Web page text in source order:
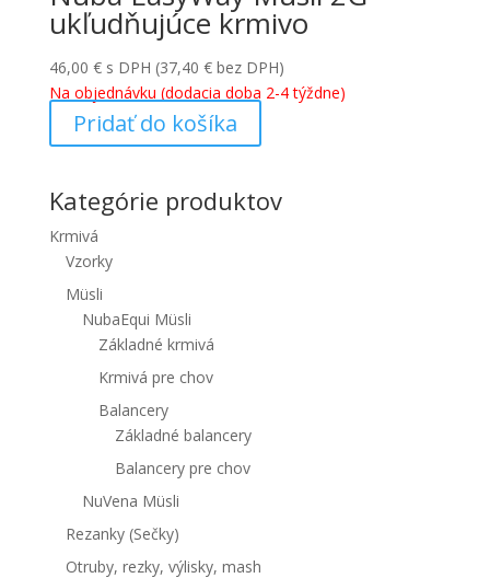
ukľudňujúce krmivo
46,00 € s DPH (37,40 €bez DPH)
Na objednávku (dodacia doba 2-4 týždne)
Pridať do košíka
Kategórie produktov
Krmivá
Vzorky
Müsli
NubaEqui Müsli
Základné krmivá
Krmivá pre chov
Balancery
Základné balancery
Balancery pre chov
NuVena Müsli
Rezanky (Sečky)
Otruby, rezky, výlisky, mash